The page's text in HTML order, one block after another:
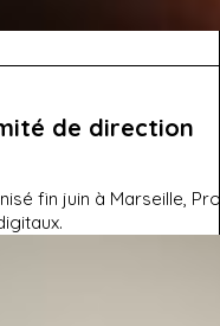
de direction
fin juin à Marseille,